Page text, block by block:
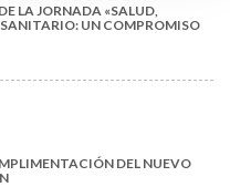
LA JORNADA «SALUD,
UN COMPROMISO
DEL NUEVO